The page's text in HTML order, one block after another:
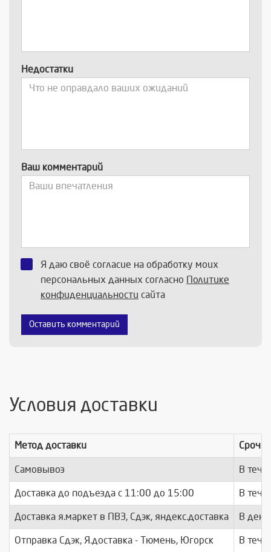
Недостатки
Ваш комментарий
Я даю своё согласие на обработку моих
персональных данных согласно Политике
конфиденциальности сайта
Оставить комментарий
Условия доставки
Метод доставки
Самовывоз В
Доставка до подъезда c 11:00 до 15:00 В
Доставка я.маркет в ПВЗ, Сдэк, яндекс.доставка В день
Отправка Сдэк, Я.доставка - Тюмень, Югорск В